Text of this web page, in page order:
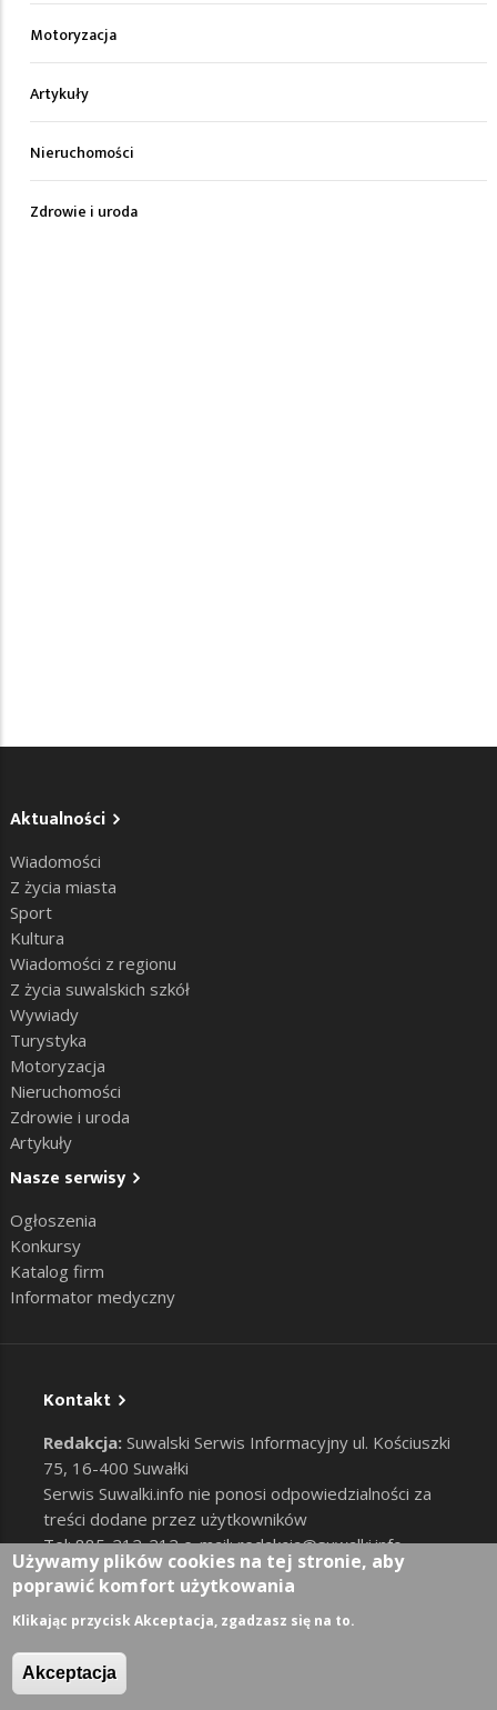
Motoryzacja
Artykuły
Nieruchomości
Zdrowie i uroda
Aktualności
Wiadomości
Z życia miasta
Sport
Kultura
Wiadomości z regionu
Z życia suwalskich szkół
Wywiady
Turystyka
Motoryzacja
Nieruchomości
Zdrowie i uroda
Artykuły
Nasze serwisy
Ogłoszenia
Konkursy
Katalog firm
Informator medyczny
Kontakt
Redakcja: Suwalski Serwis Informacyjny ul. Kościuszki
75, 16-400 Suwałki
Serwis Suwalki.info nie ponosi odpowiedzialności za
treści dodane przez użytkowników
Tel: 885-212-212 e-mail:redakcja@suwalki.info,
reklama@suwalki.info
RODO |Cookies
User account menu
Zaloguj
Używamy plików cookies na tej stronie, aby
poprawić komfort użytkowania
Klikając przycisk Akceptacja, zgadzasz się na to.
Akceptacja